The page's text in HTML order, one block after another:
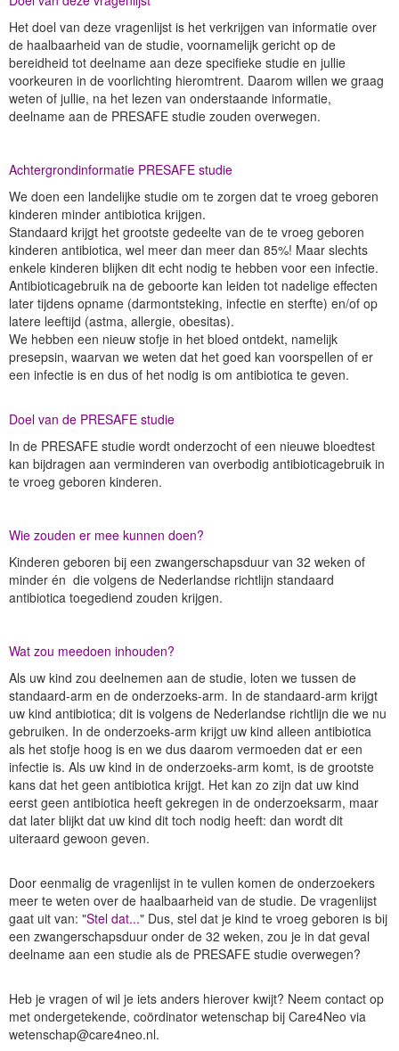
Het doel van deze vragenlijst is het verkrijgen van informatie over
de haalbaarheid van de studie, voornamelijk gericht op de
bereidheid tot deelname aan deze specifieke studie en jullie
voorkeuren in de voorlichting hieromtrent. Daarom willen we graag
weten of jullie, na het lezen van onderstaande informatie,
deelname aan de PRESAFE studie zouden overwegen.
Achtergrondinformatie PRESAFE studie
We doen een landelijke studie om te zorgen dat te vroeg geboren
kinderen minder antibiotica krijgen.
Standaard krijgt het grootste gedeelte van de te vroeg geboren
kinderen antibiotica, wel meer dan meer dan 85%! Maar slechts
enkele kinderen blijken dit echt nodig te hebben voor een infectie.
Antibioticagebruik na de geboorte kan leiden tot nadelige effecten
later tijdens opname (darmontsteking, infectie en sterfte) en/of op
latere leeftijd (astma, allergie, obesitas).
We hebben een nieuw stofje in het bloed ontdekt, namelijk
presepsin, waarvan we weten dat het goed kan voorspellen of er
een infectie is en dus of het nodig is om antibiotica te geven.
Doel van de PRESAFE studie
In de PRESAFE studie wordt onderzocht of een nieuwe bloedtest
kan bijdragen aan verminderen van overbodig antibioticagebruik in
te vroeg geboren kinderen.
Wie zouden er mee kunnen doen?
Kinderen geboren bij een zwangerschapsduur van 32 weken of
minder én die volgens de Nederlandse richtlijn standaard
antibiotica toegediend zouden krijgen.
Wat zou meedoen inhouden?
Als uw kind zou deelnemen aan de studie, loten we tussen de
standaard-arm en de onderzoeks-arm. In de standaard-arm krijgt
uw kind antibiotica; dit is volgens de Nederlandse richtlijn die we nu
gebruiken. In de onderzoeks-arm krijgt uw kind alleen antibiotica
als het stofje hoog is en we dus daarom vermoeden dat er een
infectie is. Als uw kind in de onderzoeks-arm komt, is de grootste
kans dat het geen antibiotica krijgt. Het kan zo zijn dat uw kind
eerst geen antibiotica heeft gekregen in de onderzoeksarm, maar
dat later blijkt dat uw kind dit toch nodig heeft: dan wordt dit
uiteraard gewoon geven.
Door eenmalig de vragenlijst in te vullen komen de onderzoekers
meer te weten over de haalbaarheid van de studie. De vragenlijst
gaat uit van: "Stel dat..." Dus, stel dat je kind te vroeg geboren is bij
een zwangerschapsduur onder de 32 weken, zou je in dat geval
deelname aan een studie als de PRESAFE studie overwegen?
Heb je vragen of wil je iets anders hierover kwijt? Neem contact op
met ondergetekende, coördinator wetenschap bij Care4Neo via
wetenschap@care4neo.nl.